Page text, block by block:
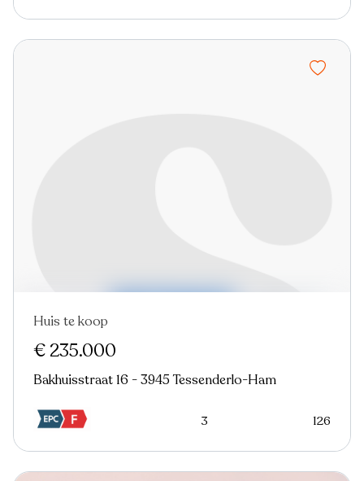
Huis te koop
€ 235.000
Bakhuisstraat 16 - 3945 Tessenderlo-Ham
3 126